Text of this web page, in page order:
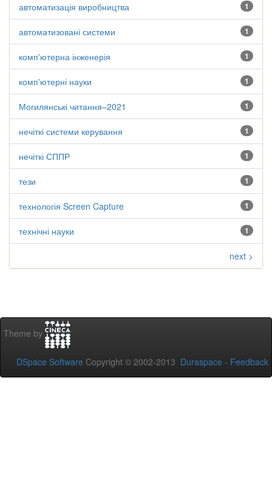
1
автоматизація виробництва
1
автоматизовані системи
1
комп'ютерна інженерія
1
комп'ютерні науки
1
Могилянські читання–2021
1
нечіткі системи керування
1
нечіткі СППР
1
тези
1
технологія Screen Capture
1
технічні науки
next >
Theme by
DSpace Software Copyright © 2002-2013 Duraspace - Feedback